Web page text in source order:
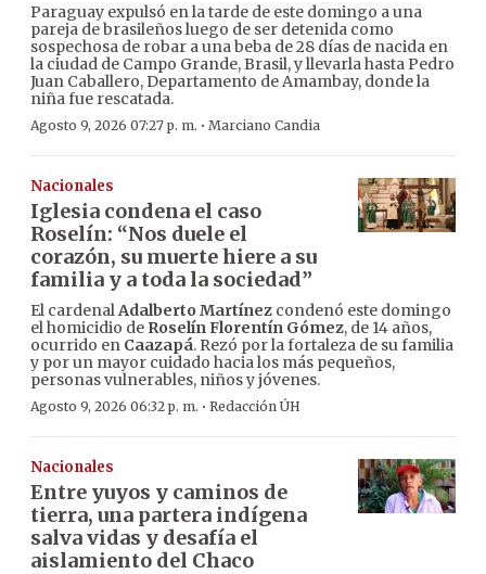
Paraguay expulsó en la tarde de este domingo a una
pareja de brasileños luego de ser detenida como
sospechosa de robar a una beba de 28 días de nacida en
la ciudad de Campo Grande, Brasil, y llevarla hasta Pedro
Juan Caballero, Departamento de Amambay, donde la
niña fue rescatada.
Agosto 9, 2026 07:27 p. m. · Marciano Candia
Nacionales
Iglesia condena el caso
Roselín: “Nos duele el
corazón, su muerte hiere a su
familia y a toda la sociedad”
El cardenalAdalberto Martínez condenó este domingo
el homicidio de Roselín Florentín Gómez, de 14 años,
ocurrido en Caazapá. Rezó por la fortaleza de su familia
y por un mayor cuidado hacia los más pequeños,
personas vulnerables, niños y jóvenes.
Agosto 9, 2026 06:32 p. m. · Redacción ÚH
Nacionales
Entre yuyos y caminos de
tierra, una partera indígena
salva vidas y desafía el
aislamiento del Chaco